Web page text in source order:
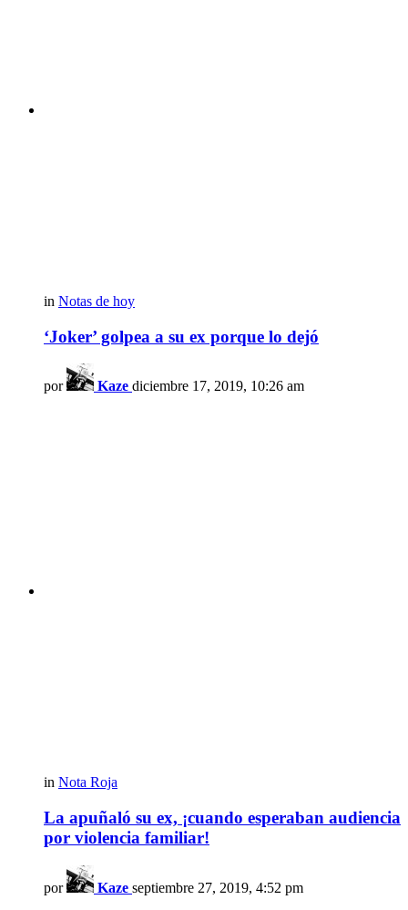
in Notas de hoy
‘Joker’ golpea a su ex porque lo dejó
por Kaze diciembre 17, 2019, 10:26 am
in Nota Roja
La apuñaló su ex, ¡cuando esperaban audiencia
por violencia familiar!
por Kaze septiembre 27, 2019, 4:52 pm